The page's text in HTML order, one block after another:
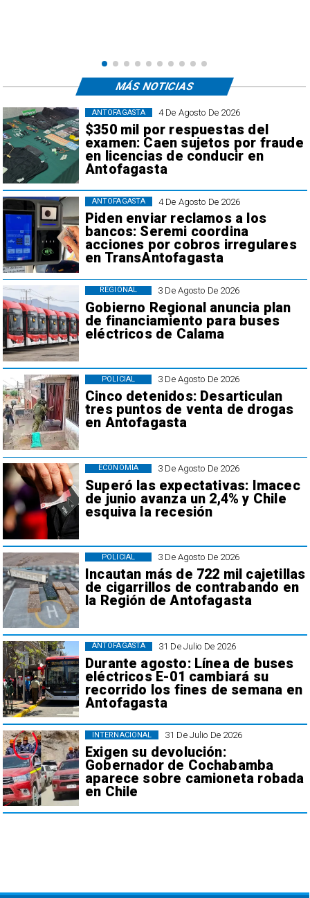
4 De Agosto De 2026
$350 mil por respuestas del
examen: Caen sujetos por fraude
en licencias de conducir en
Antofagasta
ANTOFAGASTA
4 De Agosto De 2026
Piden enviar reclamos a los
bancos: Seremi coordina
acciones por cobros irregulares
en TransAntofagasta
ANTOFAGASTA
3 De Agosto De 2026
Gobierno Regional anuncia plan
de financiamiento para buses
eléctricos de Calama
REGIONAL
3 De Agosto De 2026
Cinco detenidos: Desarticulan
tres puntos de venta de drogas
en Antofagasta
POLICIAL
3 De Agosto De 2026
Superó las expectativas: Imacec
de junio avanza un 2,4% y Chile
esquiva la recesión
ECONOMÍA
3 De Agosto De 2026
Incautan más de 722 mil cajetillas
de cigarrillos de contrabando en
la Región de Antofagasta
POLICIAL
31 De Julio De 2026
Durante agosto: Línea de buses
eléctricos E-01 cambiará su
recorrido los fines de semana en
Antofagasta
ANTOFAGASTA
31 De Julio De 2026
Exigen su devolución:
Gobernador de Cochabamba
aparece sobre camioneta robada
en Chile
INTERNACIONAL
MÁS NOTICIAS